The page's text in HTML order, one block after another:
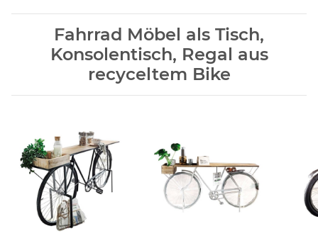
Fahrrad Möbel als Tisch,
Konsolentisch, Regal aus
recyceltem Bike